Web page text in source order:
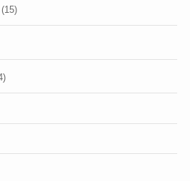
(15)